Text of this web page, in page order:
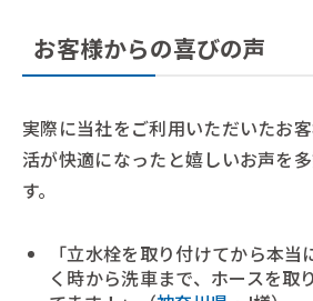
お客様からの喜びの声
実際に当社をご利用いただいたお
活が快適になったと嬉しいお声を
す。
「立水栓を取り付けてから本
く時から洗車まで、ホースを取